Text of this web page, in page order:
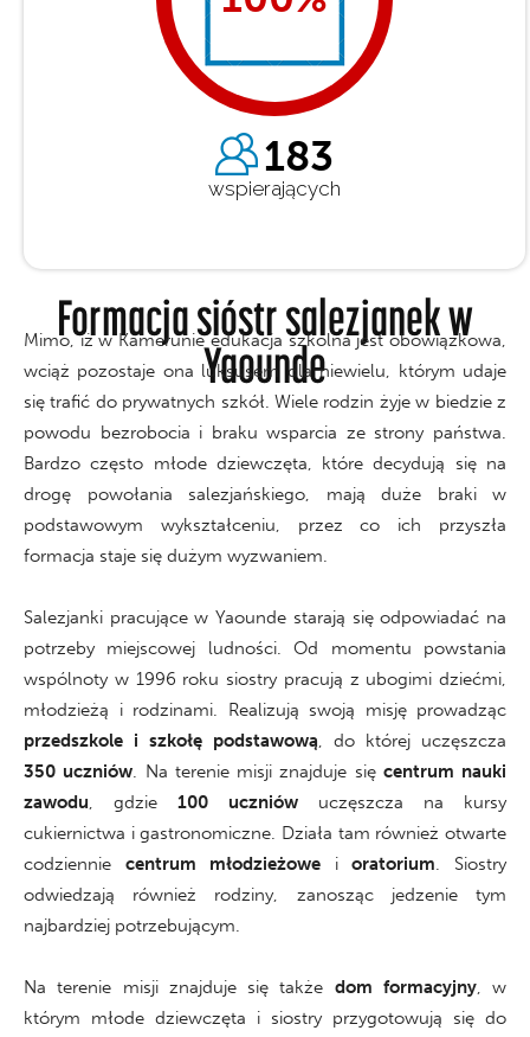
183
wspierających
Formacja sióstr salezjanek w
Yaounde
Mimo, iż w Kamerunie edukacja szkolna jest obowiązkowa,
wciąż pozostaje ona luksusem dla niewielu, którym udaje
się trafić do prywatnych szkół. Wiele rodzin żyje w biedzie z
powodu bezrobocia i braku wsparcia ze strony państwa.
Bardzo często młode dziewczęta, które decydują się na
drogę powołania salezjańskiego, mają duże braki w
podstawowym wykształceniu, przez co ich przyszła
formacja staje się dużym wyzwaniem.
Salezjanki pracujące w Yaounde starają się odpowiadać na
potrzeby miejscowej ludności. Od momentu powstania
wspólnoty w 1996 roku siostry pracują z ubogimi dziećmi,
młodzieżą i rodzinami. Realizują swoją misję prowadząc
przedszkole i szkołę podstawową, do której uczęszcza
350 uczniów. Na terenie misji znajduje się centrum nauki
zawodu, gdzie 100 uczniów uczęszcza na kursy
cukiernictwa i gastronomiczne. Działa tam również otwarte
codziennie centrum młodzieżowe ioratorium. Siostry
odwiedzają również rodziny, zanosząc jedzenie tym
najbardziej potrzebującym.
Na terenie misji znajduje się także dom formacyjny, w
którym młode dziewczęta i siostry przygotowują się do